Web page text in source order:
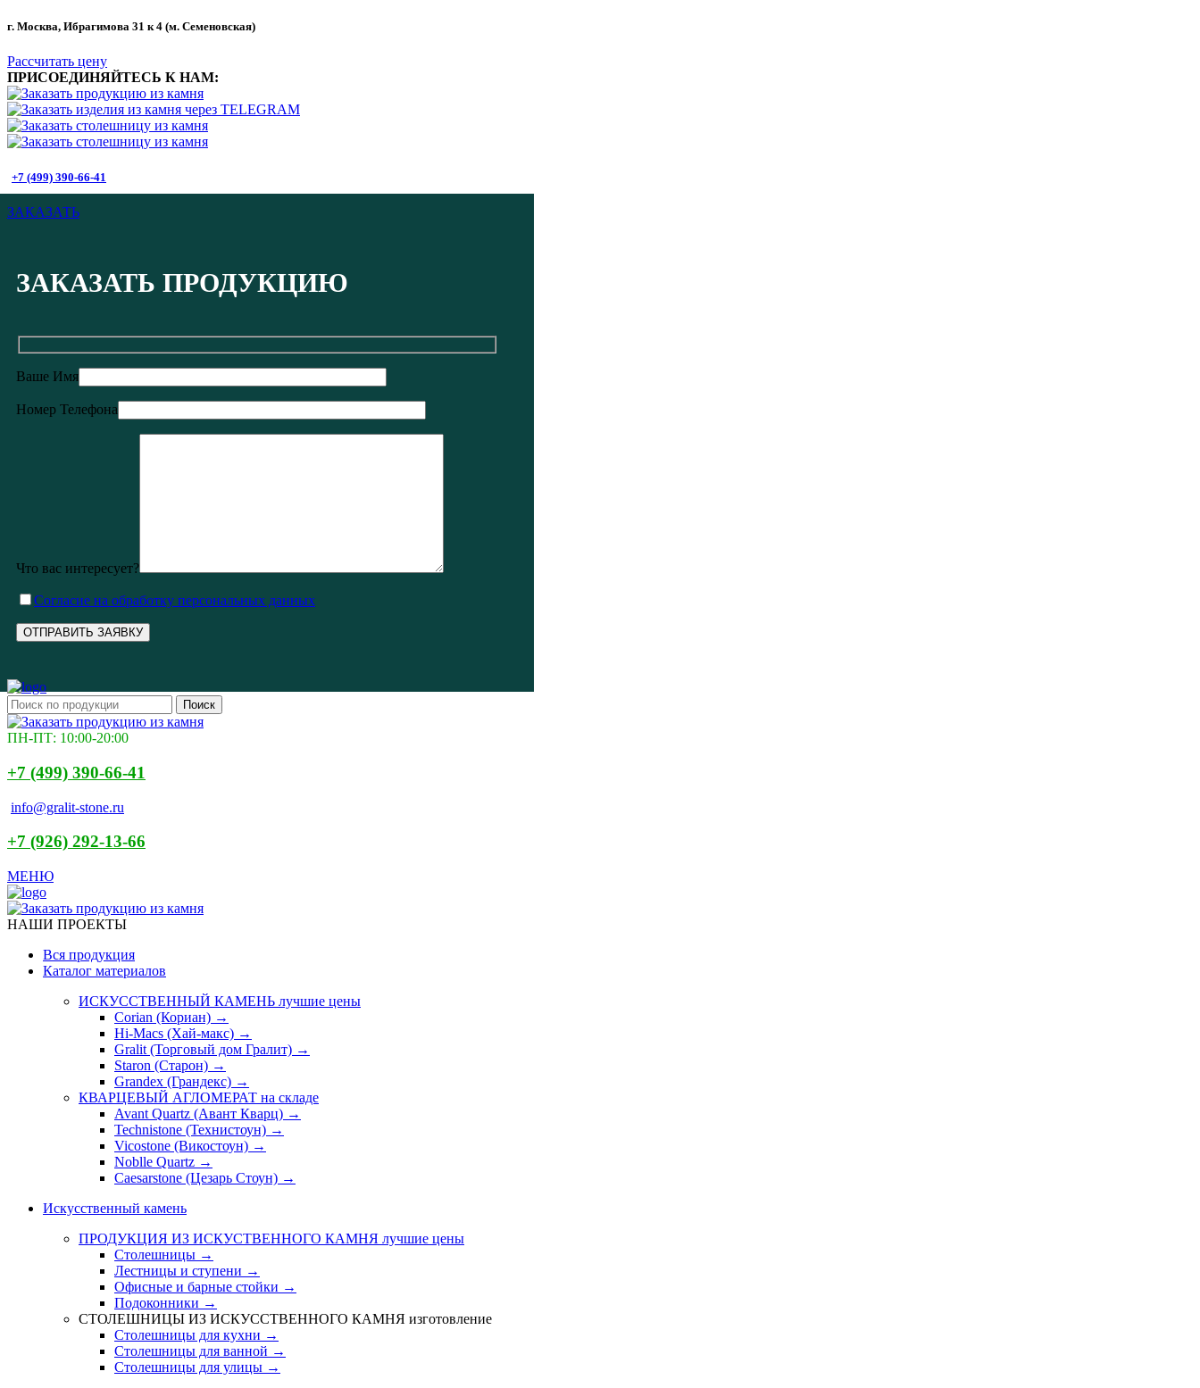
г. Москва, Ибрагимова 31 к 4 (м. Семеновская)
Рассчитать цену
ПРИСОЕДИНЯЙТЕСЬ К НАМ:
+7 (499) 390-66-41
ЗАКАЗАТЬ
ЗАКАЗАТЬ ПРОДУКЦИЮ
Ваше Имя
Номер Телефона
Что вас интересует?
Cогласие на обработку персональных данных
Поиск
ПН-ПТ: 10:00-20:00
+7 (499) 390-66-41
info@gralit-stone.ru
+7 (926) 292-13-66
МЕНЮ
НАШИ ПРОЕКТЫ
Вся продукция
Каталог материалов
ИСКУССТВЕННЫЙ КАМЕНЬ лучшие цены
Corian (Кориан) →
Hi-Macs (Хай-макс) →
Gralit (Торговый дом Гралит) →
Staron (Старон) →
Grandex (Грандекс) →
КВАРЦЕВЫЙ АГЛОМЕРАТ на складе
Avant Quartz (Авант Кварц) →
Technistone (Технистоун) →
Vicostone (Викостоун) →
Noblle Quartz →
Caesarstone (Цезарь Стоун) →
Искусственный камень
ПРОДУКЦИЯ ИЗ ИСКУСТВЕННОГО КАМНЯ лучшие цены
Столешницы →
Лестницы и ступени →
Офисные и барные стойки →
Подоконники →
СТОЛЕШНИЦЫ ИЗ ИСКУССТВЕННОГО КАМНЯ изготовление
Столешницы для кухни →
Столешницы для ванной →
Столешницы для улицы →